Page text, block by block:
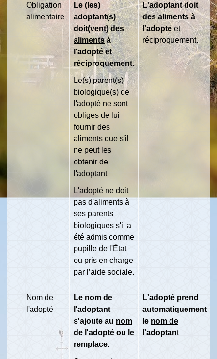
Obligation
alimentaire
Le (les)
adoptant(s)
doit(vent) des
alimentsà
l'adopté et
réciproquement.
Le(s) parent(s)
biologique(s) de
l'adopté ne sont
obligés de lui
fournir des
aliments que s'il
ne peut les
obtenir de
l'adoptant.
L'adopté ne doit
pas d'aliments à
ses parents
biologiques s'il a
été admis comme
pupille de l'État
ou pris en charge
par l’aide sociale.
L'adoptant doit
des aliments à
l'adoptéet
réciproquement.
Nom de
l'adopté
Le nom de
l'adoptant
s'ajoute au nom
de l'adopté ou le
remplace.
L'adopté prend
automatiquement
le nom de
l'adoptant